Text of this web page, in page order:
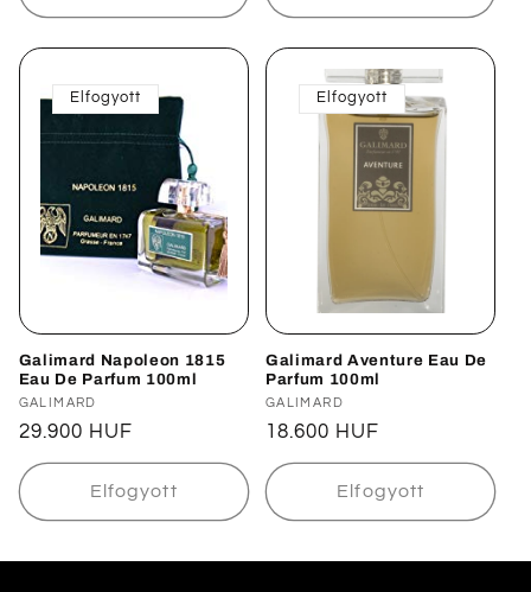
Elfogyott
Galimard Napoleon 1815
Eau De Parfum 100ml
Forgalmazó:
GALIMARD
Normál
ár
29.900 HUF
Elfogyott
Elfogyott
Galimard Aventure Eau De
Parfum 100ml
Forgalmazó:
GALIMARD
Normál
ár
18.600 HUF
Elfogyott